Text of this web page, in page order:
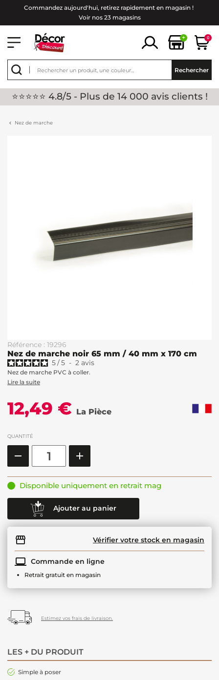
Commandez aujourd'hui, retirez rapidement en magasin !
Voir nos 23 magasins
+ 0
Rechercher
⭐⭐⭐⭐⭐ 4.8/5 - Plus de 14 000 avis clients !
Nez de marche
Référence : 19296
Nez de marche noir 65 mm / 40 mm x 170 cm
5/5 - 2 avis
Nez de marche PVC à coller.
Lire la suite
12,49 € La Pièce
QUANTITÉ
Disponible uniquement en retrait mag
Ajouter au panier
Vérifier votre stock en magasin
Commande en ligne
Retrait gratuit en magasin
Estimez vos frais de livraison.
LES + DU PRODUIT
Simple à poser